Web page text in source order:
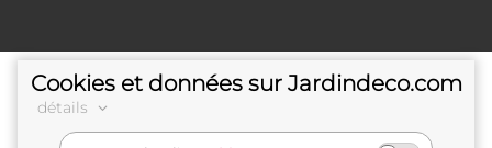
Cookies et données sur Jardindeco.com
détails